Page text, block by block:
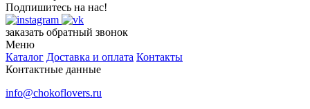
Подпишитесь на нас!
заказать обратный звонок
Меню
Каталог Доставка и оплата Контакты
Контактные данные
info@chokoflovers.ru